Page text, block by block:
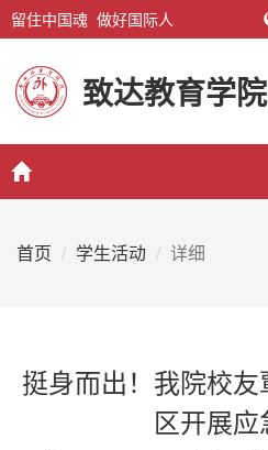
留住中国魂 做好国际人
致达教育学院
首页 学生活动 详细
挺身而出！我院校
区开展